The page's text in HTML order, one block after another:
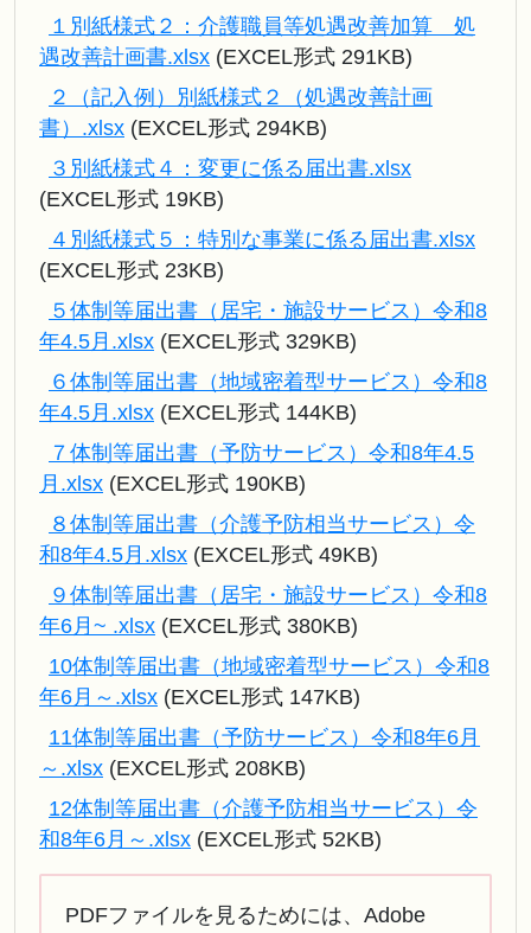
１別紙様式２：介護職員等処遇改善加算 処
遇改善計画書.xlsx (EXCEL形式 291KB)
２（記入例）別紙様式２（処遇改善計画
書）.xlsx (EXCEL形式 294KB)
３別紙様式４：変更に係る届出書.xlsx
(EXCEL形式 19KB)
４別紙様式５：特別な事業に係る届出書.xlsx
(EXCEL形式 23KB)
５体制等届出書（居宅・施設サービス）令和8
年4.5月.xlsx (EXCEL形式 329KB)
６体制等届出書（地域密着型サービス）令和8
年4.5月.xlsx (EXCEL形式 144KB)
７体制等届出書（予防サービス）令和8年4.5
月.xlsx (EXCEL形式 190KB)
８体制等届出書（介護予防相当サービス）令
和8年4.5月.xlsx (EXCEL形式 49KB)
９体制等届出書（居宅・施設サービス）令和8
年6月~ .xlsx (EXCEL形式 380KB)
10体制等届出書（地域密着型サービス）令和8
年6月～.xlsx (EXCEL形式 147KB)
11体制等届出書（予防サービス）令和8年6月
～.xlsx (EXCEL形式 208KB)
12体制等届出書（介護予防相当サービス）令
和8年6月～.xlsx (EXCEL形式 52KB)
PDFファイルを見るためには、Adobe